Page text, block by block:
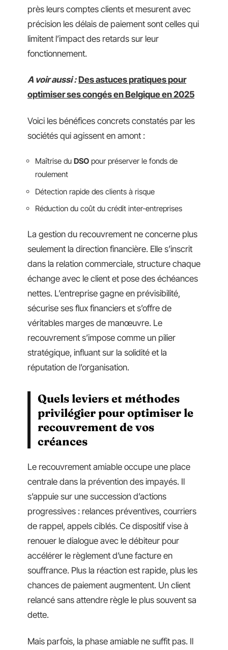
près leurs comptes clients et mesurent avec
précision les délais de paiement sont celles qui
limitent l’impact des retards sur leur
fonctionnement.
A voir aussi : Des astuces pratiques pour
optimiser ses congés en Belgique en 2025
Voici les bénéfices concrets constatés par les
sociétés qui agissent en amont :
Maîtrise du DSO pour préserver le fonds de
roulement
Détection rapide des clients à risque
Réduction du coût du crédit inter-entreprises
La gestion du recouvrement ne concerne plus
seulement la direction financière. Elle s’inscrit
dans la relation commerciale, structure chaque
échange avec le client et pose des échéances
nettes. L’entreprise gagne en prévisibilité,
sécurise ses flux financiers et s’offre de
véritables marges de manœuvre. Le
recouvrement s’impose comme un pilier
stratégique, influant sur la solidité et la
réputation de l’organisation.
Quels leviers et méthodes
privilégier pour optimiser le
recouvrement de vos
créances
Le recouvrement amiable occupe une place
centrale dans la prévention des impayés. Il
s’appuie sur une succession d’actions
progressives : relances préventives, courriers
de rappel, appels ciblés. Ce dispositif vise à
renouer le dialogue avec le débiteur pour
accélérer le règlement d’une facture en
souffrance. Plus la réaction est rapide, plus les
chances de paiement augmentent. Un client
relancé sans attendre règle le plus souvent sa
dette.
Mais parfois, la phase amiable ne suffit pas. Il